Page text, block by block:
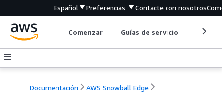
Español Preferencias Contacte con nosotros
Comenzar Guías de servicio
Documentación AWS Snowball Edge